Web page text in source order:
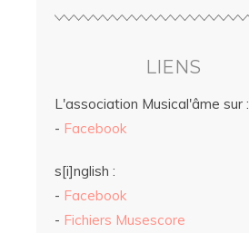
LIENS
L'association Musical'âme sur :
- Facebook
s[i]nglish :
- Facebook
- Fichiers Musescore